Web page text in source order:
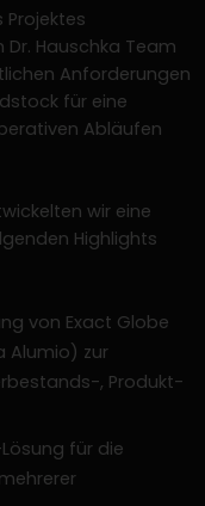
Projektes
Hauschka Team
Anforderungen
für eine
Abläufen
wir eine
Highlights
von Exact Globe
Alumio) zur
, Produkt-
für die